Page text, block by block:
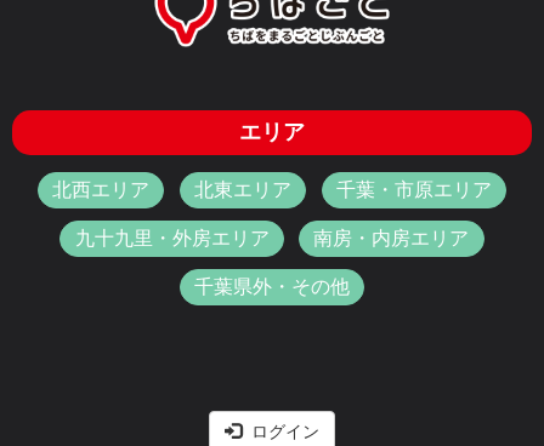
エリア
北西エリア 北東エリア 千葉・市原エリア
九十九里・外房エリア 南房・内房エリア
千葉県外・その他
ログイン